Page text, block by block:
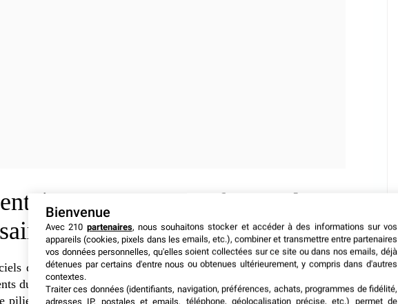
: une autre façon de se
qui, depuis de nombreuses années, est acteur de premier plan
durables, lutter contre le gaspillage alimentaire se conjugue avec
piliers de la marque sont : un approvisionnement responsable ; une
Bienvenue
Avec 210 partenaires, nous souhaitons stocker et accéder à des informations sur vos
appareils (cookies, pixels dans les emails, etc.), combiner et transmettre entre partenaires
vos données personnelles, qu'elles soient collectées sur ce site ou dans nos emails, déjà
détenues par certains d'entre nous ou obtenues ultérieurement, y compris dans d'autres
contextes.
Traiter ces données (identifiants, navigation, préférences, achats, programmes de fidélité,
adresses IP, postales et emails, téléphone, géolocalisation précise, etc.) permet de